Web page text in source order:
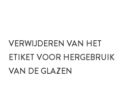
VERWIJDEREN VAN HET
ETIKET VOOR HERGEBRUIK
VAN DE GLAZEN